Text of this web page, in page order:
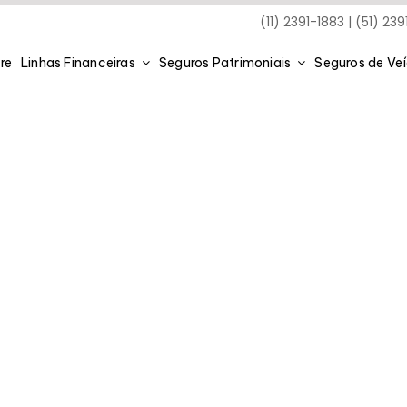
(11) 2391-1883 | (51)
Linhas Financeiras Seguros Patrimoniais Seguros de